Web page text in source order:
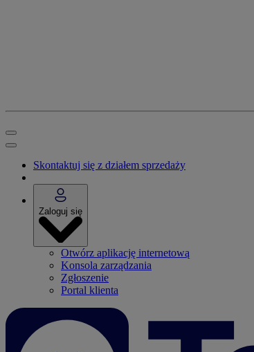
Skontaktuj się z działem sprzedaży
Zaloguj się
Otwórz aplikację internetową
Konsola zarządzania
Zgłoszenie
Portal klienta